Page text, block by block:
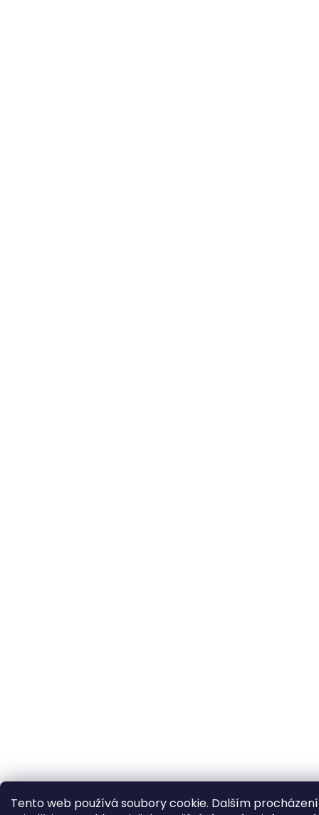
Tento web používá soubory cookie. Dalším